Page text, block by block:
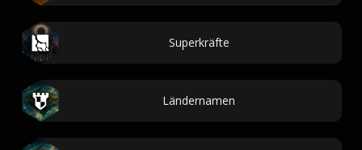
Superkräfte
Ländernamen